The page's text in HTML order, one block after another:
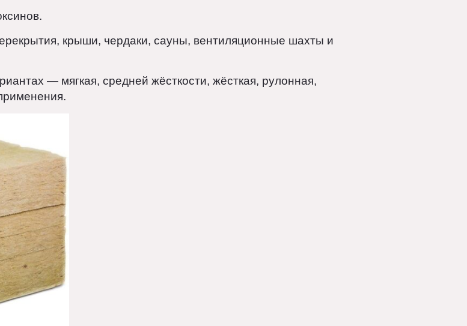
усадке;
токсинов.
вариантах — мягкая, средней жёсткости, жёсткая, рулонная,
применения.